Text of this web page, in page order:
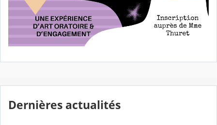
Dernières actualités